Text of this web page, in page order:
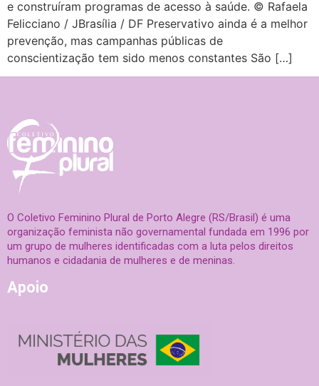
e construíram programas de acesso à saúde. © Rafaela
Felicciano / JBrasília / DF Preservativo ainda é a melhor
prevenção, mas campanhas públicas de
conscientização tem sido menos constantes São […]
O Coletivo Feminino Plural de Porto Alegre (RS/Brasil) é uma
organização feminista não governamental fundada em 1996 por
um grupo de mulheres identificadas com a luta pelos direitos
humanos e cidadania de mulheres e de meninas.
Apoio